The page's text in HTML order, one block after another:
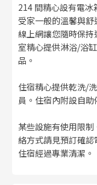
214 間精心設有電
受家一般的溫馨與
線上網讓您隨時保
室精心提供淋浴/浴
品。
住宿精心提供乾洗/
員。住宿內附設自助
某些設施有使用限
絡方式請見預訂確認
住宿經過專業清潔。